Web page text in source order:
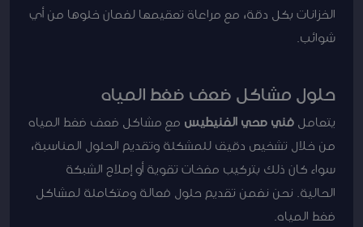
الخزانات بكل دقة، مع مراعاة تعقيمها لضمان خلوها من أي
شوائب.
حلول مشاكل ضعف ضغط المياه
يتعامل فني صحي الفنيطيس مع مشاكل ضعف ضغط المياه
من خلال تشخيص دقيق للمشكلة وتقديم الحلول المناسبة،
سواء كان ذلك بتركيب مضخات تقوية أو إصلاح الشبكة
الحالية. نحن نضمن تقديم حلول فعالة ومتكاملة لمشاكل
ضغط المياه.